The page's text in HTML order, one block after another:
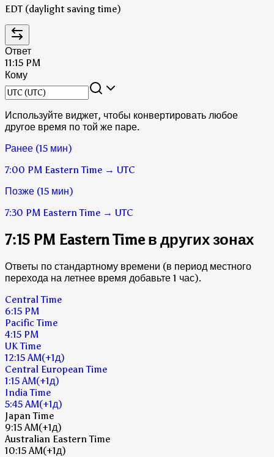
EDT (daylight saving time)
Ответ
11:15 PM
Кому
Используйте виджет, чтобы конвертировать любое
другое время по той же паре.
Ранее (15 мин)
7:00 PM Eastern Time → UTC
Позже (15 мин)
7:30 PM Eastern Time → UTC
7:15 PM Eastern Time в других зонах
Ответы по стандартному времени (в период местного
перехода на летнее время добавьте 1 час).
Central Time
6:15 PM
Pacific Time
4:15 PM
UK Time
12:15 AM(+1д)
Central European Time
1:15 AM(+1д)
India Time
5:45 AM(+1д)
Japan Time
9:15 AM(+1д)
Australian Eastern Time
10:15 AM(+1д)